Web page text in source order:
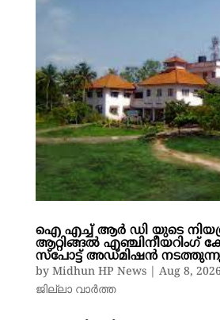
ഐ എച്ച് ആർ ഡി യുടെ
ആറ്റിങ്ങൽ എഞ്ചിനീയറിംഗ്
സ്പോട്ട് അഡ്മിഷൻ
by Midhun HP News| Aug 8, 2026
ജില്ലാ വാർത്ത